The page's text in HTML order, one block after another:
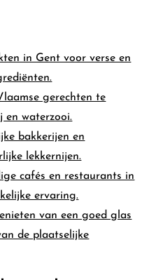
in Gent voor verse en
gerechten te
en waterzooi.
bakkerijen en
lekkernijen.
cafés en restaurants in
ervaring.
van een goed glas
de plaatselijke